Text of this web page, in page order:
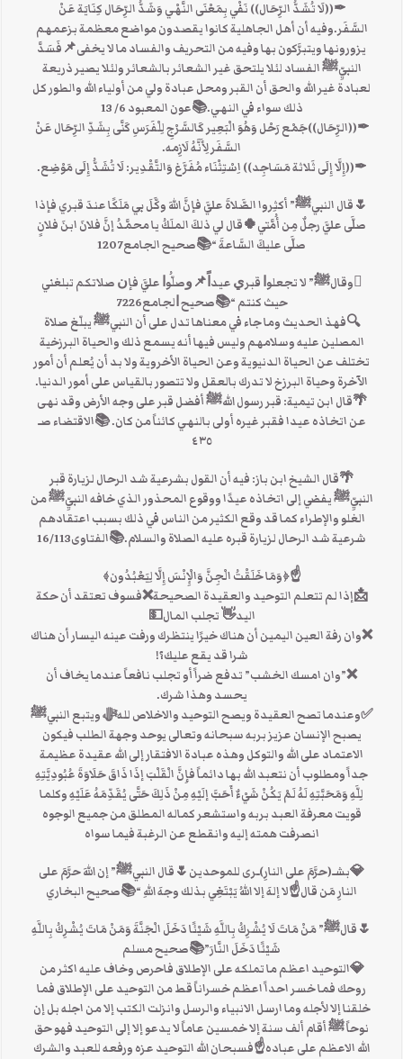
✒((لَا تُشَدُّ الرِّحَال)) نَفْي بِمَعْنَى النَّهْي وَشَدُّ الرِّحَال كِنَايَة عَنْ
السَّفَر.وفيه أن أهل الجاهلية كانوا يقصدون مواضع معظمة بزعمهم
يزورونها ويتبرَّكون بها وفيه من التحريف والفساد ما لا يخفى📌فَسَدَّ
النبيِّﷺ الفساد لئلا يلتحق غير الشعائر بالشعائر ولئلا يصير ذريعة
لعبادة غير الله والحق أن القبر ومحل عبادة ولي من أولياء الله والطور كل
ذلك سواء في النهي.📚عون المعبود 6/ 13
✒((الرِّحَال))جَمْع رَحْل وَهُوَ الْبَعِير كَالسَّرْجِ لِلْفَرَسِ كَنَّى بِشَدِّ الرِّحَال عَنْ
السَّفَر لِأَنَّهُ لَازِمه.
✒((إِلَّا إِلَى ثَلاثة مَسَاجِد)) اِسْتِثْنَاء مُفَرَّغ وَالتَّقْدِير: لَا تُشَدُّ إِلَى مَوْضِع.
🌷قال النبيﷺ” أكثِروا الصَّلاةَ عليَّ فإنَّ اللهَ وكَّلَ بي مَلَكًا عندَ قبري فإذا
صلَّى عليَّ رجلٌ مِن أُمَّتي🍀قال لي ذلكَ الملَكُ يا محمَّدُ إنَّ فلانَ ابنَ فلانٍ
صلَّى عليكَ السَّاعةَ “📚صحيح الجامع1207
وقالﷺ” ﻻ‌ ﺗﺠﻌﻠﻮﺍ ﻗﺒﺮﻱ ﻋﻴﺪﺍً📌ﻭﺻﻠُّﻮﺍ ﻋﻠﻲَّ ﻓﺈﻥ ﺻﻼ‌ﺗﻜﻢ ﺗﺒﻠﻐﻨﻲ
ﺣﻴﺚ ﻛﻨﺘﻢ “📚ﺻﺤﻴﺢ ﺍﻟﺠﺎﻣﻊ7226
🔍فهذ الحديث وما جاء في معناها تدل على أن النبيﷺ يبلّغ صلاة
المصلين عليه وسلامهم وليس فيها أنه يسمع ذلك والحياة البرزخية
تختلف عن الحياة الدنيوية وعن الحياة الأخروية ولا بد أن يُعلم أن أمور
الآخرة وحياة البرزخ لا تدرك بالعقل ولا تتصور بالقياس على أمور الدنيا.
🌴قال ابن تيمية: قبر رسول اللهﷺ أفضل قبر على وجه الأرض وقد نهى
عن اتخاذه عيدا فقبر غيره أولى بالنهي كائناً من كان. 📚الاقتضاء صـ
٤٣٥
🌴قال الشيخ ابن باز: فيه أن القول بشرعية شد الرحال لزيارة قبر
النبيِّﷺ يفضي إلى اتخاذه عيدًا ووقوع المحذور الذي خافه النبيِّﷺ من
الغلو والإطراء كما قد وقع الكثير من الناس في ذلك بسبب اعتقادهم
شرعية شد الرحال لزيارة قبره عليه الصلاة والسلام.📚الفتاوى16/113
☝﴿وَمَا خَلَقْتُ الْجِنَّ وَالْإِنْسَ إِلَّا لِيَعْبُدُون﴾
📩إذا لم تتعلم التوحيد والعقيدة الصحيحة❌فسوف تعتقد أن حكة
اليد👋 تجلب المال💵
❌وان رفة العين اليمين أن هناك خيرًا ينتظرك ورفت عينه اليسار أن هناك
شرا قد يقع عليك؟!
❌”وان امسك الخشب” تدفع ضراً أو تجلب نافعاً عندما يخاف أن
يحسد وهذا شرك.
✅وعندما تصح العقيدة ويصح التوحيد والاخلاص للهﷻ ويتبع النبيﷺ
يصبح الإنسان عزيز بربه سبحانه وتعالى يوحد وجهة الطلب فيكون
الاعتماد على الله والتوكل وهذه عبادة الافتقار إلى الله عقيدة عظيمة
جداً ومطلوب أن نتعبد الله بها دائماً فإِنَّ الْقَلْبَ إذَا ذَاقَ حَلَاوَةَ عُبُودِيَّتِهِ
لِلَّهِ وَمَحَبَّتِهِ لَهُ لَمْ يَكُنْ شَيْءٌ أَحَبَّ إلَيْهِ مِنْ ذَلِكَ حَتَّى يُقَدِّمَهُ عَلَيْهِ وكلما
قويت معرفة العبد بربه واستشعر كماله المطلق من جميع الوجوه
انصرفت همته إليه وانقطع عن الرغبة فيما سواه
💎بشـ(حرَّمَ على النارِ)ـرى للموحدين🌷قال النبيﷺ” إن اللهَ حرَّمَ على
النارِ مَن قال☝لا إلهَ إلا اللهُ يَبْتَغِي بذلك وجهَ اللهِ “📚صحيح البخاري
🌷قالﷺ” مَنْ مَاتَ لَا يُشْرِكُ بِاللَّهِ شَيْئًا دَخَلَ الْجَنَّةَ وَمَنْ مَاتَ يُشْرِكُ بِاللَّهِ
شَيْئًا دَخَلَ النَّارَ”📚صحيح مسلم
💎التوحيد اعظم ما تملكه على الإطلاق فاحرص وخاف عليه اكثر من
روحك فما خسر احداً اعظم خسراناً قط من التوحيد على الإطلاق فما
خلقنا إلا لأجله وما ارسل الانبياء والرسل وانزلت الكتب إلا من اجله بل إن
نوحاً ﷺ أقام ألف سنة إلا خمسين عاماً لا يدعو إلا إلى التوحيد فهو حق
الله الاعظم على عباده☝فسبحان الله التوحيد عزه ورفعه للعبد والشرك